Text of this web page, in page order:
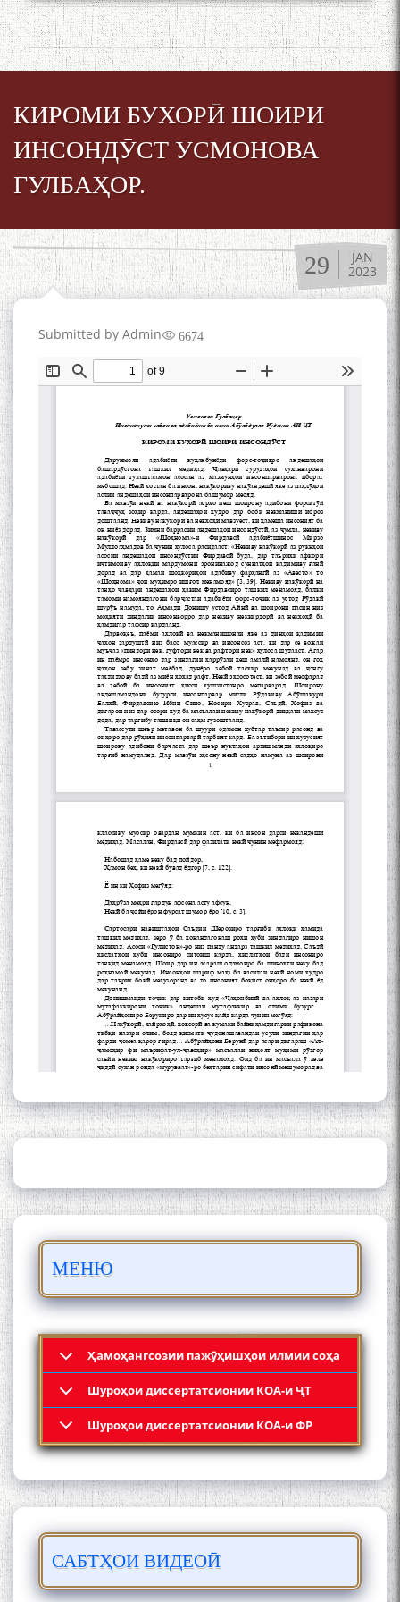
КИРОМИ БУХОРӢ ШОИРИ
ИНСОНДӮСТ УСМОНОВА
ГУЛБАҲОР.
29
JAN
2023
Submitted by Admin 6674
МЕНЮ
Ҳамоҳангсозии пажӯҳишҳои илмии соҳа
Шyроҳои диссертатсионии КОА-и ҶТ
Шyроҳои диссертатсионии КОА-и ФР
САБТҲОИ ВИДЕОӢ
Дар Академияи миллии
илмҳои Тоҷикистон бахшида
ба 100-солагии мунаққиду
адабиётшинос Соҳиб
назариявӣ баргузор гардид.
МАВЛОНО ҶАЛОЛИДДИНИ
ЗАБОНУ АДАБИ ТОҶИК
به عبارت دیگر: گفتگو با مومن
قناعت Mumin Qanoat
Сухбати навқаламон бо
Муъмин Қаноат\Meeting of
young talents with Mumyin
Kanoat
The Persian Gulf Beautiful
poetry from Устод Мумин
Қаноат (Ustod Mumin Qanoat)
and Master Mehryar
of the name of the Persian
Сайри Дарвоз бо Мӯъмин
Қаноат: Чанор ҳам "гап"
мезанад
ШАРҲИ МУЛОҚОТ БО АҲЛИ
АКАДЕМИЯИ МИЛЛИИ
ИЛМҲОИ ТОҶИКИСТОН
БО 4 000 000 СОМОНӢ
МӮЪМИН ҚАНОАТ СОХТА
Кадамчо Худои Шарифзода
Сайре дар Осорхона